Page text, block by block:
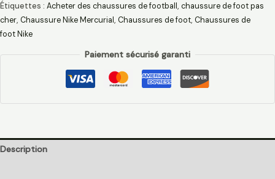
Étiquettes : Acheter des chaussures de football , chaussure de foot pas
cher​, Chaussure Nike Mercurial​ , Chaussures de foot, Chaussures de
foot Nike
Paiement sécurisé garanti
Description